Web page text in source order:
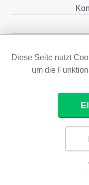
Diese Seite nutzt
um die